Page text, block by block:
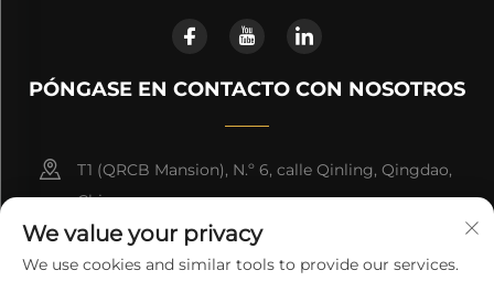
PÓNGASE EN CONTACTO CON NOSOTROS
T1 (QRCB Mansion), N.º 6, calle Qinling, Qingdao,
China
+86-18660280181
We value your privacy
We use cookies and similar tools to provide our services.